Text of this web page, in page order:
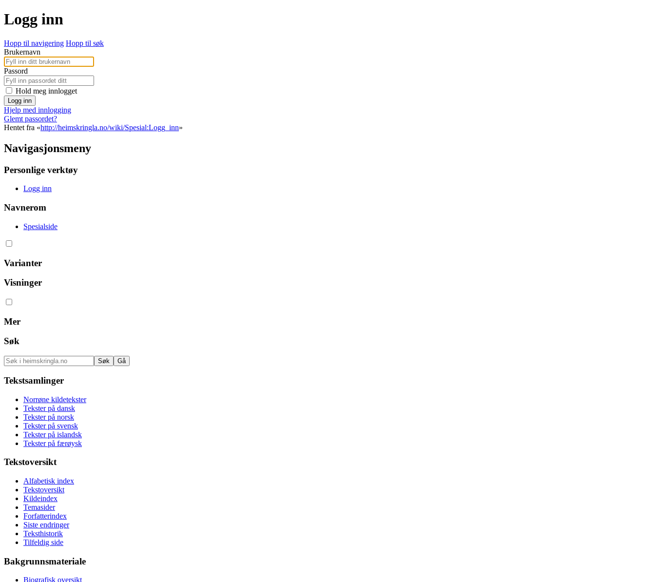
Logg inn
Hopp til navigering Hopp til søk
Brukernavn
Passord
Hold meg innlogget
Logg inn
Hjelp med innlogging
Glemt passordet?
Hentet fra «http://heimskringla.no/wiki/Spesial:Logg_inn»
Navigasjonsmeny
Personlige verktøy
Logg inn
Navnerom
Spesialside
Varianter
Visninger
Mer
Søk
Tekstsamlinger
Norrøne kildetekster
Tekster på dansk
Tekster på norsk
Tekster på svensk
Tekster på islandsk
Tekster på færøysk
Tekstoversikt
Alfabetisk index
Tekstoversikt
Kildeindex
Temasider
Forfatterindex
Siste endringer
Teksthistorik
Tilfeldig side
Bakgrunnsmateriale
Biografisk oversikt